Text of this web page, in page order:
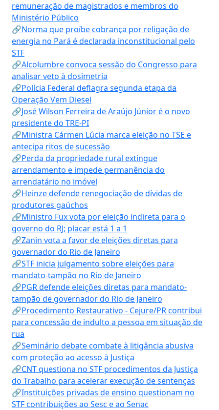
remuneração de magistrados e membros do
Ministério Público
🔗Norma que proíbe cobrança por religação de
energia no Pará é declarada inconstitucional pelo
STF
🔗Alcolumbre convoca sessão do Congresso para
analisar veto à dosimetria
🔗Polícia Federal deflagra segunda etapa da
Operação Vem Diesel
🔗José Wilson Ferreira de Araújo Júnior é o novo
presidente do TRE-PI
🔗Ministra Cármen Lúcia marca eleição no TSE e
antecipa ritos de sucessão
🔗Perda da propriedade rural extingue
arrendamento e impede permanência do
arrendatário no imóvel
🔗Heinze defende renegociação de dívidas de
produtores gaúchos
🔗Ministro Fux vota por eleição indireta para o
governo do RJ; placar está 1 a 1
🔗Zanin vota a favor de eleições diretas para
governador do Rio de Janeiro
🔗STF inicia julgamento sobre eleições para
mandato-tampão no Rio de Janeiro
🔗PGR defende eleições diretas para mandato-
tampão de governador do Rio de Janeiro
🔗Procedimento Restaurativo - Cejure/PR contribui
para concessão de indulto a pessoa em situação de
rua
🔗Seminário debate combate à litigância abusiva
com proteção ao acesso à Justiça
🔗CNT questiona no STF procedimentos da Justiça
do Trabalho para acelerar execução de sentenças
🔗Instituições privadas de ensino questionam no
STF contribuições ao Sesc e ao Senac